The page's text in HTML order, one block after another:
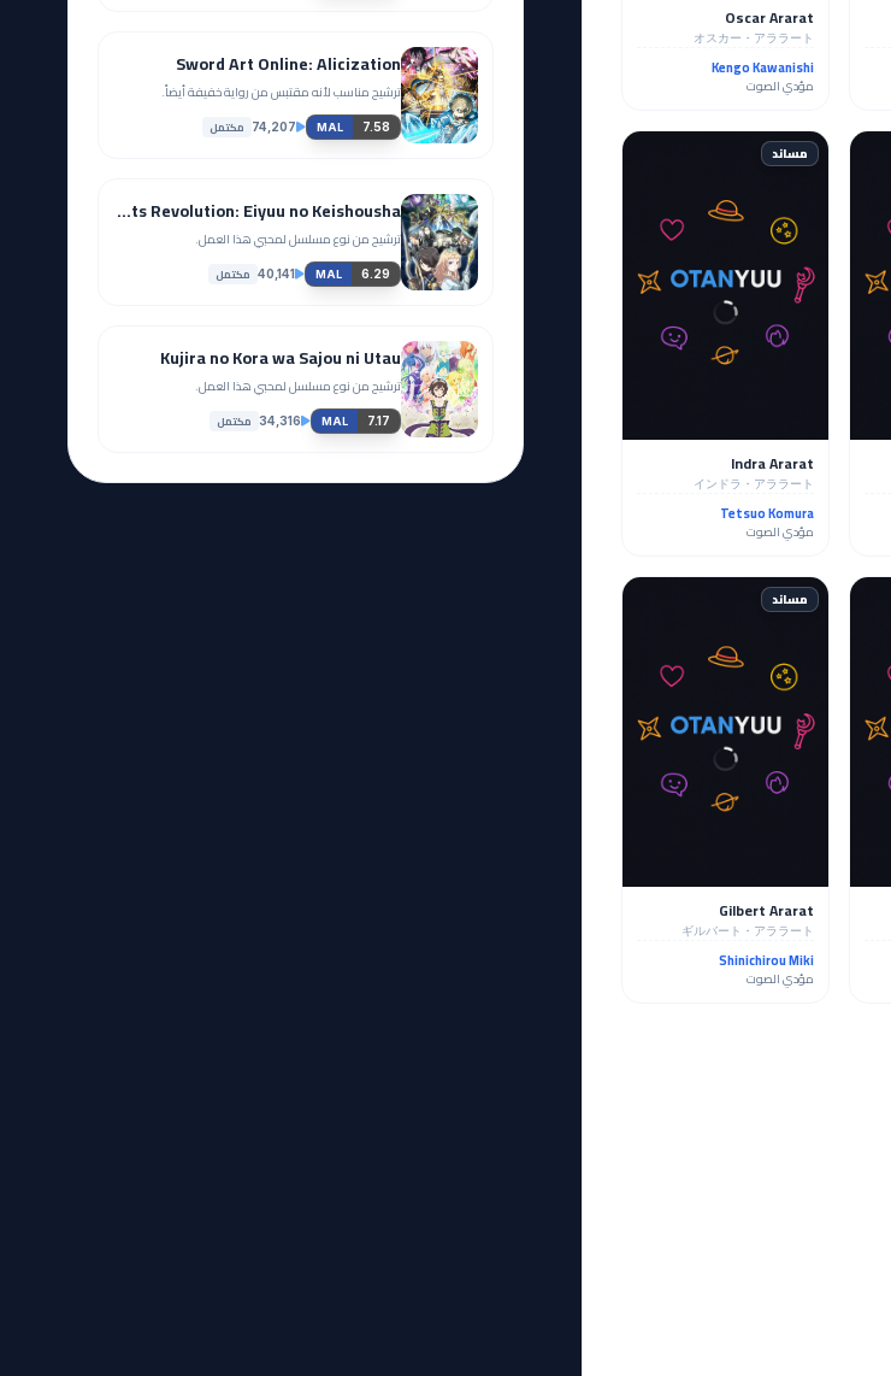
Oscar Ararat
オスカー・アララート
Kengo Kawanishi
مؤدي الصوت
مساند
Indra Ararat
インドラ・アララート
Tetsuo Komura
مؤدي الصوت
مساند
Gilbert Ararat
ギルバート・アララート
Shinichirou Miki
مؤدي الصوت
Sword Art Online: Alicization
ترشيح مناسب لأنه مقتبس من رواية خفيفة أيضاً.
MAL 7.58
74,207 مكتمل
Seven Knights Revolution: Eiyuu no Keishousha
ترشيح من نوع مسلسل لمحبي هذا العمل.
MAL 6.29
40,141 مكتمل
Kujira no Kora wa Sajou ni Utau
ترشيح من نوع مسلسل لمحبي هذا العمل.
MAL 7.17
34,316 مكتمل